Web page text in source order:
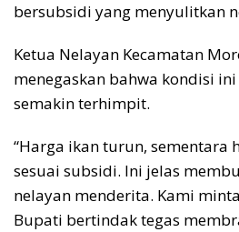
bersubsidi yang menyulitkan
Ketua Nelayan Kecamatan
menegaskan bahwa kondisi
semakin terhimpit.
“Harga ikan turun, sementara
sesuai subsidi. Ini jelas
nelayan menderita. Kami
Bupati bertindak tegas